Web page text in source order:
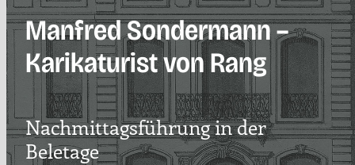
Manfred Sondermann –
Karikaturist von Rang
Nachmittagsführung in der
Beletage